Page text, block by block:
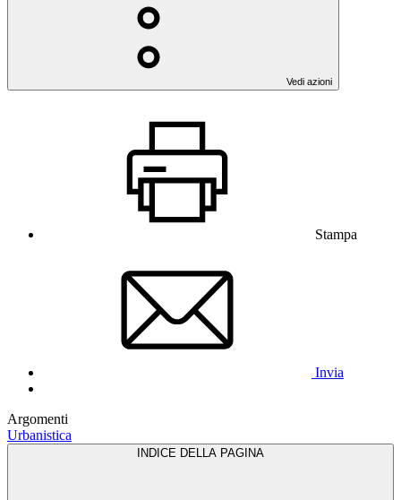
Vedi azioni
Stampa
Invia
Argomenti
Urbanistica
INDICE DELLA PAGINA